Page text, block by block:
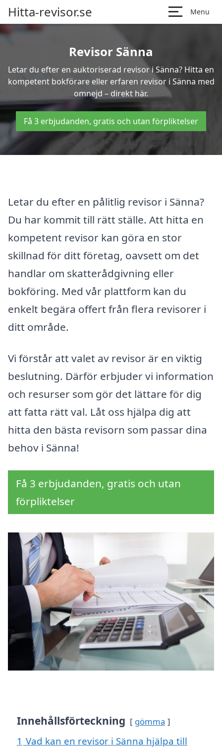
Hitta-revisor.se Menu
Revisor Sänna
Letar du efter en auktoriserad revisor i Sänna? Hitta en
kompetent bokförare eller erfaren revisor i Sänna med
omnejd – direkt här.
Få 3 erbjudanden, gratis och utan förpliktelser
Letar du efter en pålitlig revisor i Sänna?
Du har kommit till rätt ställe. Att hitta en
kompetent revisor kan göra en stor
skillnad för ditt företag, oavsett om det
handlar om skatterådgivning eller
bokföring. Med vår plattform kan du
enkelt begära offert från flera revisorer i
ditt område.
Vi förstår att valet av revisor är en viktig
beslutning. Därför erbjuder vi information
och resurser som gör det lättare för dig
att fatta rätt val. Låt oss hjälpa dig att
hitta den bästa revisorn som passar dina
behov i Sänna!
Få 3 erbjudanden, gratis och utan
förpliktelser
Innehållsförteckning gömma
1 Vad kan en revisor i Sänna hjälpa till